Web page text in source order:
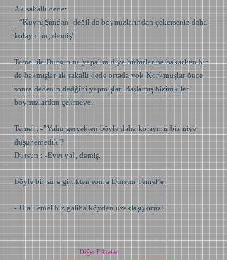
Ak sakallı dede:
- “Kuyruğundan değil de boynuzlarından çekerseniz daha
kolay olur, demiş”
Temel ile Dursun ne yapalım diye birbirlerine bakarken bir
de bakmışlar ak sakallı dede ortada yok.Korkmuşlar önce,
sonra dedenin dedğini yapmışlar. Başlamış bizimkiler
boynuzlardan çekmeye.
Temel : -”Yahu gerçekten böyle daha kolaymış biz niye
düşünemedik ?
Dursun : -Evet ya!, demiş.
Böyle bir süre gittikten sonra Dursun Temel’e:
- Ula Temel biz galiba köyden uzaklaşıyoruz!
Diğer Fıkralar